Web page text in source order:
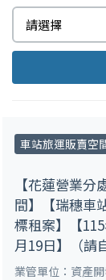
請選擇
擇
車站旅運販賣空
【花蓮營業
間】【瑞穗車
標租案】【
月19日】（請
業管單位：資產